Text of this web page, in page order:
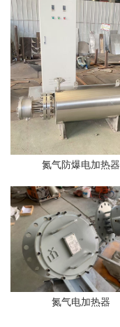
氮气防爆电加热器
氮气电加热器